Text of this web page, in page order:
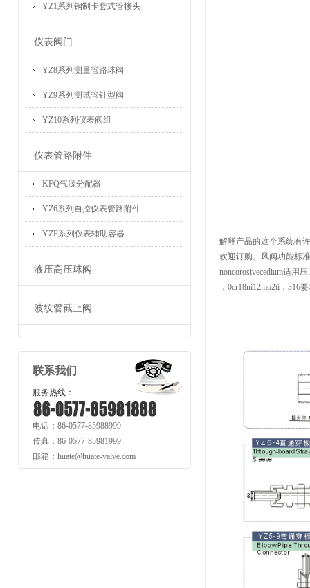
YZ1系列钢制卡套式管接头
仪表阀门
YZ8系列测量管路球阀
YZ9系列测试管针型阀
YZ10系列仪表阀组
仪表管路附件
KFQ气源分配器
YZ6系列自控仪表管路附件
YZF系列仪表辅助容器
液压高压球阀
波纹管截止阀
联系我们
服务热线：
电话：86-0577-85988999
传真：86-0577-85981999
邮箱：huate@huate-valve.com
解释产品的这个系统有
欢迎订购。风阀功能标
noncorosivecedium适用
，0cr18ni12mo2ti，316